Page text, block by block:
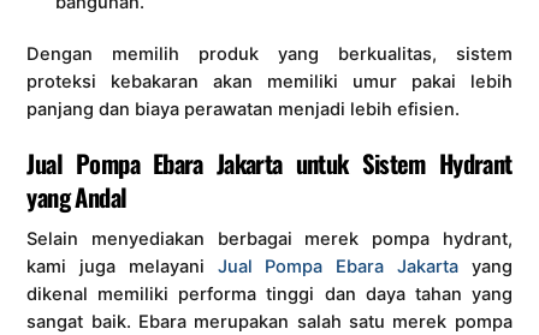
Dengan memilih produk yang berkualitas, sistem
proteksi kebakaran akan memiliki umur pakai lebih
panjang dan biaya perawatan menjadi lebih efisien.
Jual Pompa Ebara Jakarta untuk Sistem Hydrant
yang Andal
Selain menyediakan berbagai merek pompa hydrant,
kami juga melayani Jual Pompa Ebara Jakartayang
dikenal memiliki performa tinggi dan daya tahan yang
sangat baik. Ebara merupakan salah satu merek pompa